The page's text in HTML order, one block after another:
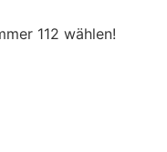
112 wählen!